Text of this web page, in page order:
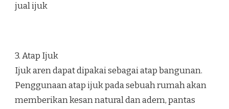
jual ijuk
3. Atap Ijuk
Ijuk aren dapat dipakai sebagai atap bangunan.
Penggunaan atap ijuk pada sebuah rumah akan
memberikan kesan natural dan adem, pantas